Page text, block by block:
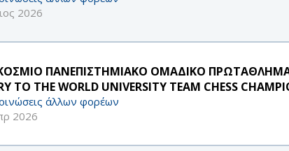
2026
ΠΑΝΕΠΙΣΤΗΜΙΑΚΟ ΟΜΑΔΙΚΟ ΠΡΩΤΑΘΛΗΜΑ
TO THE WORLD UNIVERSITY TEAM CHESS
άλλων φορέων
2026